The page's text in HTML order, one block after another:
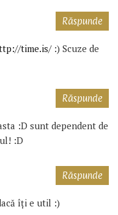
time.is/:) Scuze de
Răspunde
:D sunt dependent de
:D
Răspunde
îți e util :)
Răspunde